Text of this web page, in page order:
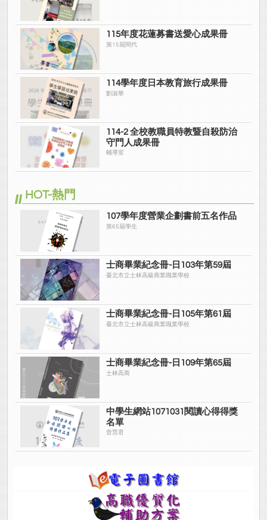
115年度花蓮募書送愛心成果冊
第15屆閱代
114學年度日本教育旅行成果冊
劉淑華
114-2 全校教職員特教暨自殺防治
守門人成果冊
輔導室
HOT-熱門
107學年度營業企劃書前五名作品
第65屆學生
士商畢業紀念冊-日103年第59屆
臺北市立士林高級商業職業學校
士商畢業紀念冊-日105年第61屆
臺北市立士林高級商業職業學校
士商畢業紀念冊-日109年第65屆
士林高商
中學生網站1071031閱讀心得得獎
名單
曾慧君